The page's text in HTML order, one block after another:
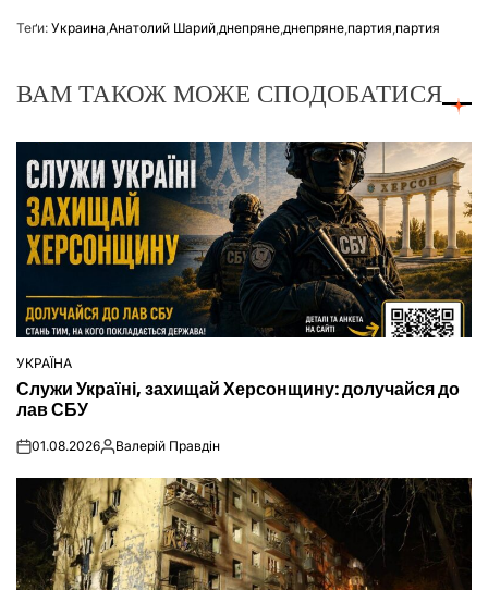
Теґи: Украина Анатолий Шарий днепряне днепряне партия партия
ВАМ ТАКОЖ МОЖЕ СПОДОБАТИСЯ
ОПУБЛІКУВАТИ
У
УКРАЇНА
Служи Україні, захищай Херсонщину: долучайся до
лав СБУ
on01.08.2026Опубліковано
Валерій Правдін